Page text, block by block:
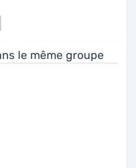
le même groupe